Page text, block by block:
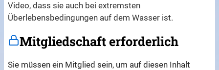
Video, dass sie auch bei extremsten
Überlebensbedingungen auf dem Wasser ist.
Mitgliedschaft erforderlich
Sie müssen ein Mitglied sein, um auf diesen Inhalt